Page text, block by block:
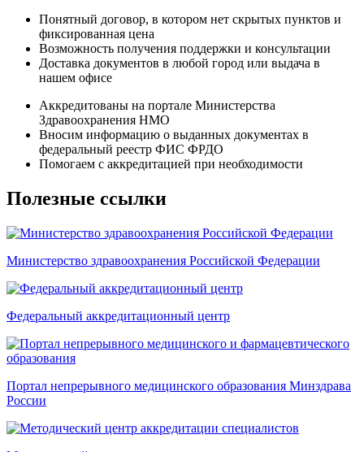
Понятный договор, в котором нет скрытых пунктов и
фиксированная цена
Возможность получения поддержки и консультации
Доставка документов в любой город или выдача в
нашем офисе
Аккредитованы на портале Министерства
Здравоохранения НМО
Вносим информацию о выданных документах в
федеральный реестр ФИС ФРДО
Помогаем с аккредитацией при необходимости
Полезные ссылки
Министерство здравоохранения Российской Федерации
Федеральный аккредитационный центр
Портал непрерывного медицинского образования Минздрава
России